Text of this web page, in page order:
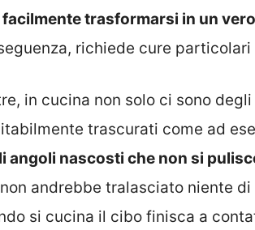
trasformarsi in un
richiede cure
in cucina non solo ci sono
trascurati come ad
angoli nascosti che non si
andrebbe tralasciato niente
si cucina il cibo finisca a